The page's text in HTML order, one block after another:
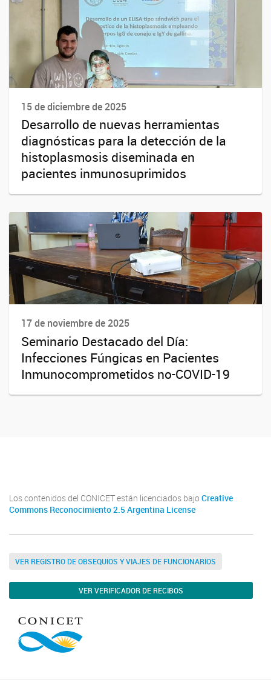
15 de diciembre de 2025
Desarrollo de nuevas herramientas
diagnósticas para la detección de la
histoplasmosis diseminada en
pacientes inmunosuprimidos
17 de noviembre de 2025
Seminario Destacado del Día:
Infecciones Fúngicas en Pacientes
Inmunocomprometidos no-COVID-19
Los contenidos del CONICET están licenciados bajo Creative
Commons Reconocimiento 2.5 Argentina License
VER REGISTRO DE OBSEQUIOS Y VIAJES DE FUNCIONARIOS
VER VERIFICADOR DE RECIBOS